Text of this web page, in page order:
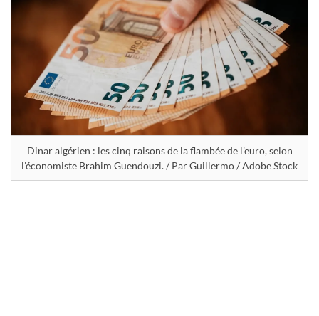
Dinar algérien : les cinq raisons de la flambée de l’euro, selon
l’économiste Brahim Guendouzi. / Par Guillermo / Adobe Stock